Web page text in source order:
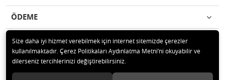
ÖDEME
İLETİŞİM
© 2020 Çağrı Medikal Tekerlekli Sandalye Mağazası Tüm hakları saklıdır.
Size daha iyi hizmet verebilmek için internet sitemizde çerezler
kullanılmaktadır. Çerez Politikaları Aydınlatma Metni’ni okuyabilir ve
dilerseniz tercihlerinizi değiştirebilirsiniz.